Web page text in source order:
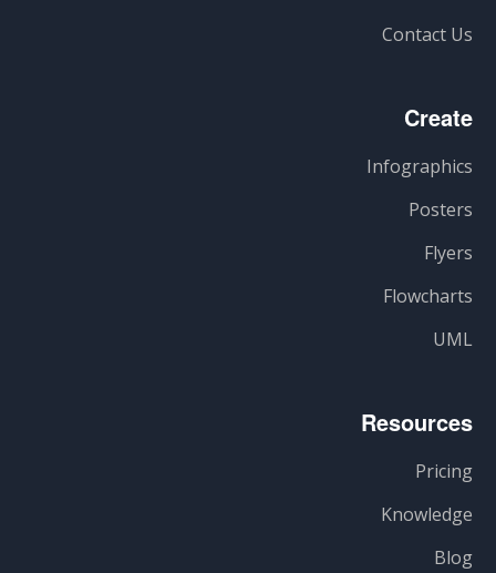
Contact Us
Create
Infographics
Posters
Flyers
Flowcharts
UML
Resources
Pricing
Knowledge
Blog